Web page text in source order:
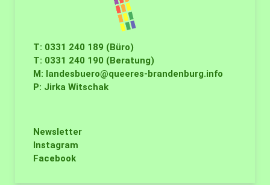
T: 0331 240 189 (Büro)
T: 0331 240 190 (Beratung)
M: landesbuero@queeres-brandenburg.info
P: Jirka Witschak
Newsletter
Instagram
Facebook